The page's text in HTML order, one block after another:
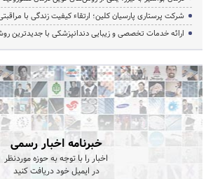
شرکت پرستاری پارسیان کلین؛ ارتقاء کیفیت زندگی با
ارائه خدمات تخصصی و زیبایی دندانپزشکی با جدیدترین
خبرنامه اخبار رسمی
اخبار را با توجه به حوزه موردنظر
در ایمیل خود دریافت کنید